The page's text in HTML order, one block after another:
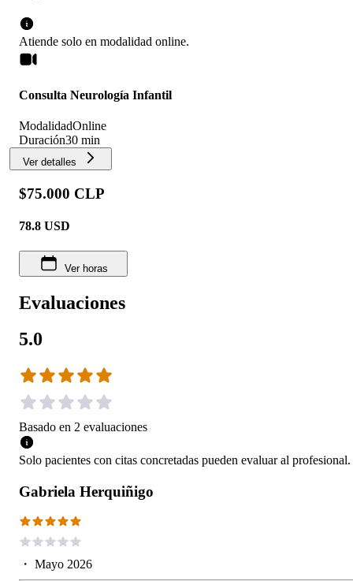
Atiende solo en modalidad online.
Consulta Neurología Infantil
ModalidadOnline
Duración30 min
Ver detalles
$75.000 CLP
78.8 USD
Ver horas
Evaluaciones
5.0
Basado en 2 evaluaciones
Solo pacientes con citas concretadas pueden evaluar al profesional.
Gabriela Herquiñigo
・ Mayo 2026